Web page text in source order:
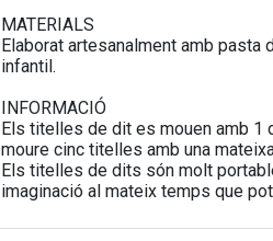
MATERIALS
Elaborat artesanalment amb pasta
infantil.
INFORMACIÓ
Els titelles de dit es mouen amb 1
moure cinc titelles amb una
Els titelles de dits són molt
imaginació al mateix temps que